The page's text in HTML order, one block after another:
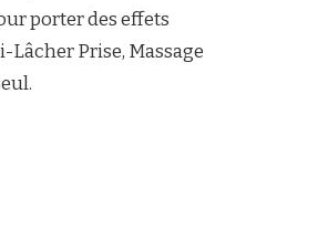
porter des effets
Prise, Massage